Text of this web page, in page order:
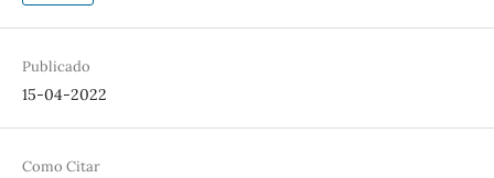
Publicado
15-04-2022
Como Citar